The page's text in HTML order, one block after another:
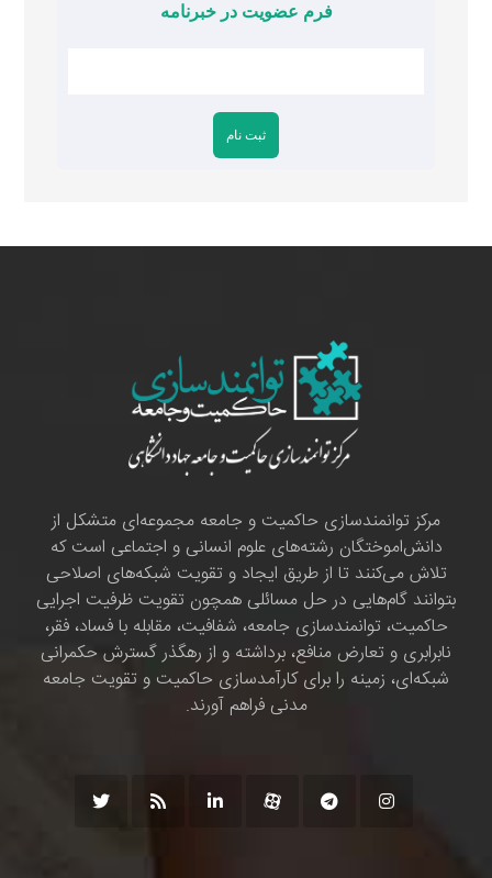
فرم عضویت در خبرنامه
مرکز توانمندسازی حاکمیت و جامعه مجموعه‌ای متشکل از
دانش‌اموختگان رشته‌های علوم انسانی و اجتماعی است که
تلاش می‌کنند تا از طریق ایجاد و تقویت شبکه‌های اصلاحی
بتوانند گام‌هایی در حل مسائلی همچون تقویت ظرفیت اجرایی
حاکمیت، توانمندسازی جامعه، شفافیت، مقابله با فساد، فقر،
نابرابری و تعارض منافع، برداشته و از رهگذر گسترش حکمرانی
شبکه‌ای، زمینه را برای کارآمدسازی حاکمیت و تقویت جامعه
مدنی فراهم آورند.